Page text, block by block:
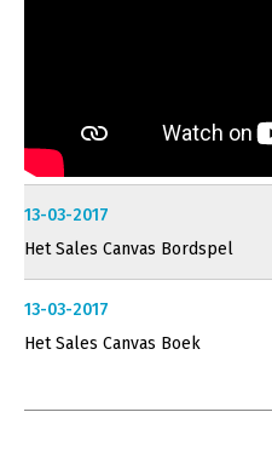
13-03-2017
Het Sales Canvas Bordspel
13-03-2017
Het Sales Canvas Boek